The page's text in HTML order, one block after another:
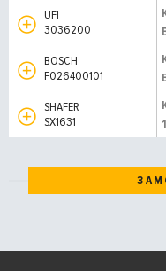
UFI
3036200
BOSCH
F026400101
SHAFER
SX1631